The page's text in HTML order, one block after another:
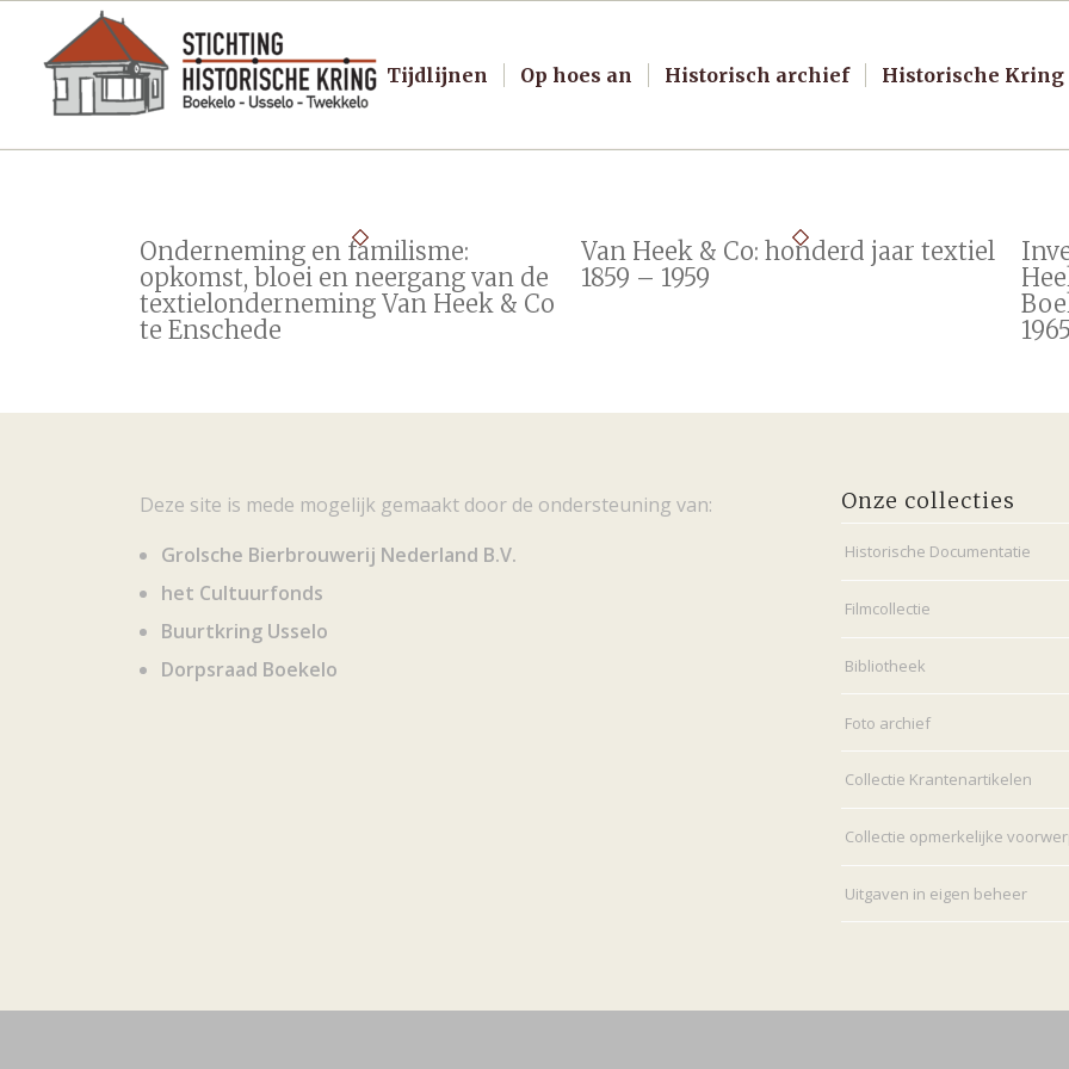
Tijdlijnen Op hoes an Historisch archief Historische Kring
Onderneming en familisme:
opkomst, bloei en neergang van de
textielonderneming Van Heek & Co
te Enschede
Van Heek & Co: honderd jaar textiel
1859 – 1959
Deze site is mede mogelijk gemaakt door de ondersteuning van:
Grolsche Bierbrouwerij Nederland B.V.
het Cultuurfonds
Buurtkring Usselo
Dorpsraad Boekelo
Onze collecties
Historische Documentatie
Filmcollectie
Bibliotheek
Foto archief
Collectie Krantenartikelen
Collectie opmerkelijke
Uitgaven in eigen beheer